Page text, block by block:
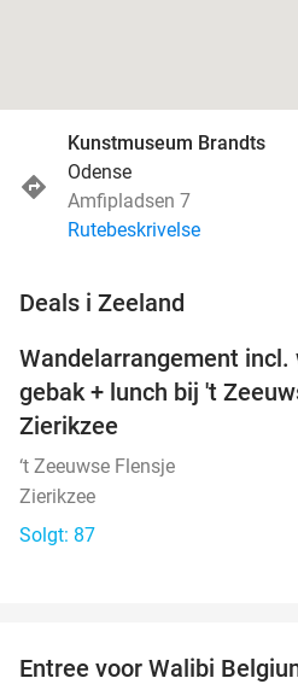
Kunstmuseum Brandts
Odense
Amfipladsen 7
Rutebeskrivelse
Deals i Zeeland
DAG
Wandelarrangement incl.
gebak + lunch bij 't
Zierikzee
‘t Zeeuwse Flensje
Zierikzee
Solgt: 87
Entree voor Walibi